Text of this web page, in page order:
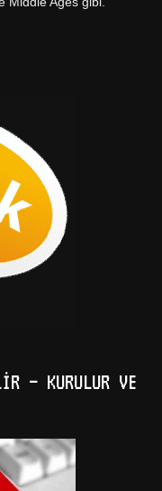
– KURULUR VE